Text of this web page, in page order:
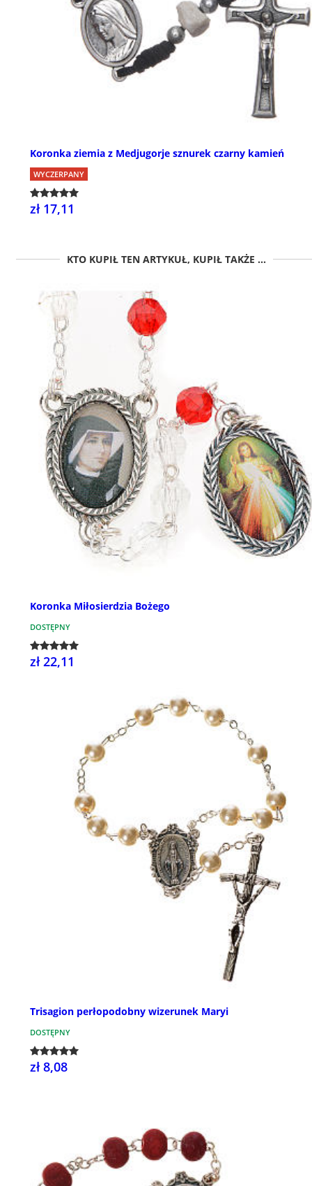
Koronka ziemia z Medjugorje sznurek czarny kamień
WYCZERPANY
zł 17,11
KTO KUPIŁ TEN ARTYKUŁ, KUPIŁ TAKŻE ...
Koronka Miłosierdzia Bożego
DOSTĘPNY
zł 22,11
Trisagion perłopodobny wizerunek Maryi
DOSTĘPNY
zł 8,08